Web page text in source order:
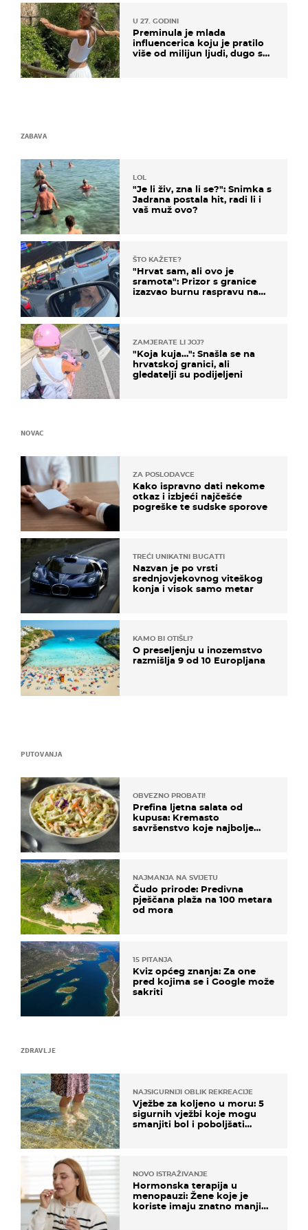
U 27. GODINI
Preminula je mlada
influencerica koju je pratilo
više od milijun ljudi, dugo se
ZDRAVLJE
NAJSIGURNIJI OBLIK REKREACIJE
Vježbe za koljeno u moru: 5
sigurnih vježbi koje mogu
smanjiti bol i poboljšati
NOVO ISTRAŽIVANJE
Hormonska terapija u
menopauzi: Žene koje je
koriste imaju znatno manji
ZABAVA
LOL
"Je li živ, zna li se?": Snimka s
Jadrana postala hit, radi li i
vaš muž ovo?
ŠTO KAŽETE?
"Hrvat sam, ali ovo je
sramota": Prizor s granice
izazvao burnu raspravu na
ZAMJERATE LI JOJ?
"Koja kuja…": Snašla se na
hrvatskoj granici, ali
gledatelji su podijeljeni
PUTOVANJA
OBVEZNO PROBATI!
Prefina ljetna salata od
kupusa: Kremasto
savršenstvo koje najbolje
NAJMANJA NA SVIJETU
Čudo prirode: Predivna
pješčana plaža na 100 metara
od mora
15 PITANJA
Kviz općeg znanja: Za one
pred kojima se i Google može
sakriti
NOVAC
ZA POSLODAVCE
Kako ispravno dati nekome
otkaz i izbjeći najčešće
pogreške te sudske sporove
TREĆI UNIKATNI BUGATTI
Nazvan je po vrsti
srednjovjekovnog viteškog
konja i visok samo metar
KAMO BI OTIŠLI?
O preseljenju u inozemstvo
razmišlja 9 od 10 Europljana